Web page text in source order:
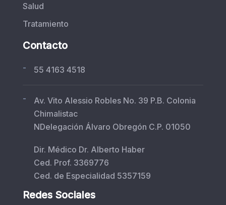
Salud
Tratamiento
Contacto
- 55 4163 4518
-
Av. Vito Alessio Robles No. 39 P.B. Colonia
Chimalistac
NDelegación Álvaro Obregón C.P. 01050
Dir. Médico Dr. Alberto Haber
Ced. Prof. 3369776
Ced. de Especialidad 5357159
Redes Sociales